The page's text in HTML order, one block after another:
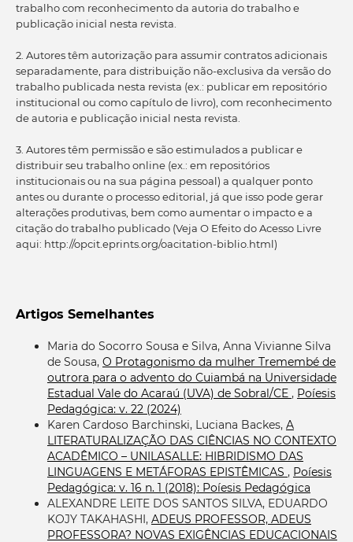
trabalho com reconhecimento da autoria do trabalho e
publicação inicial nesta revista.
2. Autores têm autorização para assumir contratos adicionais
separadamente, para distribuição não-exclusiva da versão do
trabalho publicada nesta revista (ex.: publicar em repositório
institucional ou como capítulo de livro), com reconhecimento
de autoria e publicação inicial nesta revista.
3. Autores têm permissão e são estimulados a publicar e
distribuir seu trabalho online (ex.: em repositórios
institucionais ou na sua página pessoal) a qualquer ponto
antes ou durante o processo editorial, já que isso pode gerar
alterações produtivas, bem como aumentar o impacto e a
citação do trabalho publicado (Veja O Efeito do Acesso Livre
aqui: http://opcit.eprints.org/oacitation-biblio.html)
Artigos Semelhantes
Maria do Socorro Sousa e Silva, Anna Vivianne Silva
de Sousa, O Protagonismo da mulher Tremembé de
outrora para o advento do Cuiambá na Universidade
Estadual Vale do Acaraú (UVA) de Sobral/CE , Poíesis
Pedagógica: v. 22 (2024)
Karen Cardoso Barchinski, Luciana Backes, A
LITERATURALIZAÇÃO DAS CIÊNCIAS NO CONTEXTO
ACADÊMICO – UNILASALLE: HIBRIDISMO DAS
LINGUAGENS E METÁFORAS EPISTÊMICAS , Poíesis
Pedagógica: v. 16 n. 1 (2018): Poíesis Pedagógica
ALEXANDRE LEITE DOS SANTOS SILVA, EDUARDO
KOJY TAKAHASHI, ADEUS PROFESSOR, ADEUS
PROFESSORA? NOVAS EXIGÊNCIAS EDUCACIONAIS